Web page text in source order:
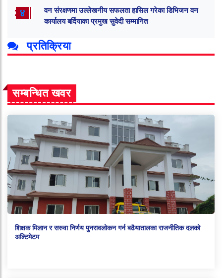
४
वन संरक्षणमा उल्लेखनीय सफलता हासिल गरेका डिभिजन वन
कार्यालय बर्दियाका प्रमुख सुवेदी सम्मानित
प्रतिक्रिया
सम्बन्धित खवर
शिक्षक मिलान र सरुवा निर्णय पुनरावलोकन गर्न बढैयातालका राजनीतिक दलको
अल्टिमेटम